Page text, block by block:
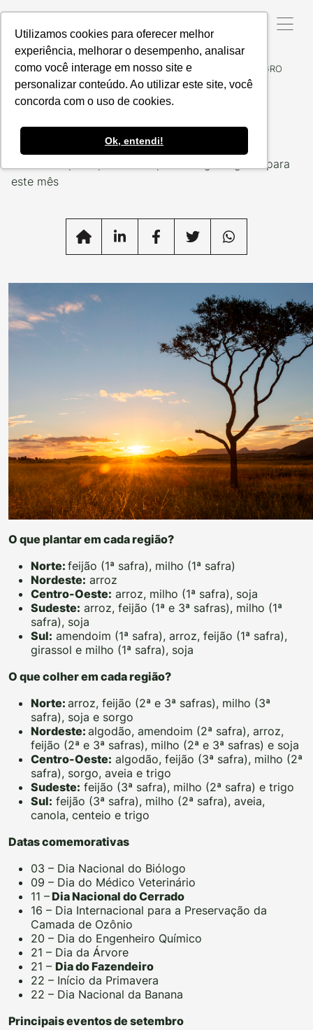
Utilizamos cookies para oferecer melhor
experiência, melhorar o desempenho, analisar
como você interage em nosso site e
personalizar conteúdo. Ao utilizar este site, você
concorda com o uso de cookies.
Ok, entendi!
Data da Postagem:29/08/2024Categoria: CALENDAGRO
Calendário do Agro |
Setembro 2024
Confira os principais destaques do agronegócio para
este mês
O que plantar em cada região?
Norte: feijão (1ª safra), milho (1ª safra)
Nordeste: arroz
Centro-Oeste: arroz, milho (1ª safra), soja
Sudeste: arroz, feijão (1ª e 3ª safras), milho (1ª
safra), soja
Sul: amendoim (1ª safra), arroz, feijão (1ª safra),
girassol e milho (1ª safra), soja
O que colher em cada região?
Norte: arroz, feijão (2ª e 3ª safras), milho (3ª
safra), soja e sorgo
Nordeste: algodão, amendoim (2ª safra), arroz,
feijão (2ª e 3ª safras), milho (2ª e 3ª safras) e soja
Centro-Oeste: algodão, feijão (3ª safra), milho (2ª
safra), sorgo, aveia e trigo
Sudeste: feijão (3ª safra), milho (2ª safra) e trigo
Sul: feijão (3ª safra), milho (2ª safra), aveia,
canola, centeio e trigo
Datas comemorativas
03 – Dia Nacional do Biólogo
09 – Dia do Médico Veterinário
11 –Dia Nacional do Cerrado
16 – Dia Internacional para a Preservação da
Camada de Ozônio
20 – Dia do Engenheiro Químico
21 – Dia da Árvore
21 – Dia do Fazendeiro
22 – Início da Primavera
22 – Dia Nacional da Banana
Principais eventos de setembro